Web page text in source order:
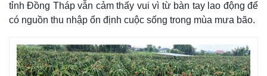
tỉnh Đồng Tháp vẫn cảm thấy vui vì từ bàn tay lao động để
có nguồn thu nhập ổn định cuộc sống trong mùa mưa bão.